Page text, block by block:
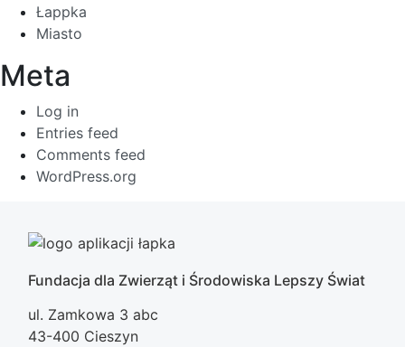
Łappka
Miasto
Meta
Log in
Entries feed
Comments feed
WordPress.org
Fundacja dla Zwierząt i Środowiska Lepszy Świat
ul. Zamkowa 3 abc
43-400 Cieszyn